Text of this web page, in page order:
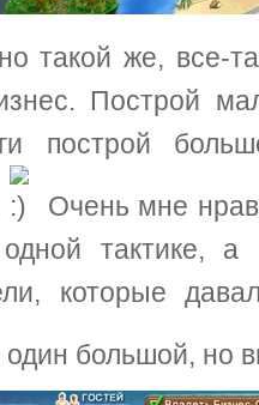
такой же, все-
Построй
построй
Очень мне
тактике,
которые
один большой, но